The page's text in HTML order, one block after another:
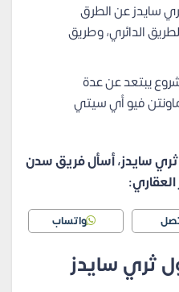
سايدز عن الطرق
الدائري، وطريق
يبتعد عن عدة
فيو أي سيتي
سايدز، أسأل فريق سدن
العقاري:
واتساب
ثري سايدز